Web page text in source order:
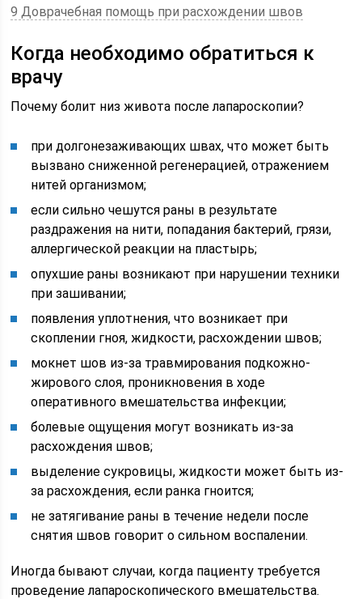
9 Доврачебная помощь при расхождении швов
Когда необходимо обратиться к
врачу
Почему болит низ живота после лапароскопии?
при долгонезаживающих швах, что может быть
вызвано сниженной регенерацией, отражением
нитей организмом;
если сильно чешутся раны в результате
раздражения на нити, попадания бактерий, грязи,
аллергической реакции на пластырь;
опухшие раны возникают при нарушении техники
при зашивании;
появления уплотнения, что возникает при
скоплении гноя, жидкости, расхождении швов;
мокнет шов из-за травмирования подкожно-
жирового слоя, проникновения в ходе
оперативного вмешательства инфекции;
болевые ощущения могут возникать из-за
расхождения швов;
выделение сукровицы, жидкости может быть из-
за расхождения, если ранка гноится;
не затягивание раны в течение недели после
снятия швов говорит о сильном воспалении.
Иногда бывают случаи, когда пациенту требуется
проведение лапароскопического вмешательства.